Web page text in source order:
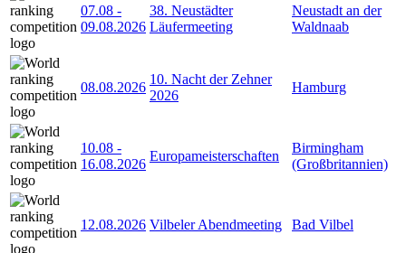
07.08 -
09.08.2026
38. Neustädter
Läufermeeting
Neustadt an der
Waldnaab
08.08.2026
10. Nacht der Zehner
2026
Hamburg
10.08 -
16.08.2026
Europameisterschaften
Birmingham
(Großbritannien)
12.08.2026 Vilbeler Abendmeeting Bad Vilbel